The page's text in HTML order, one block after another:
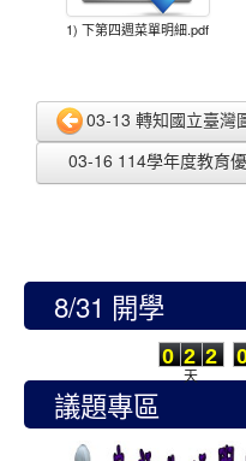
1) 下第四週菜單明細.pdf
03-13 轉知國立臺灣
03-16 114學年度教育
8/31 開學
0
0
2
2
2
2
天
議題專區